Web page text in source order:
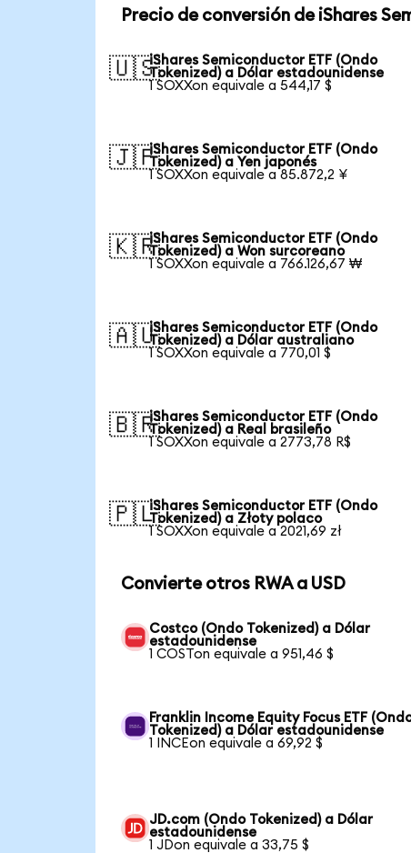
Precio de conversión de iShares
🇺🇸iShares Semiconductor ETF (Ondo
Tokenized) a Dólar estadounidense
1 SOXXon equivale a 544,17 $
🇯🇵iShares Semiconductor ETF (Ondo
Tokenized) a Yen japonés
1 SOXXon equivale a 85.872,2 ¥
🇰🇷iShares Semiconductor ETF (Ondo
Tokenized) a Won surcoreano
1 SOXXon equivale a 766.126,67 ₩
🇦🇺iShares Semiconductor ETF (Ondo
Tokenized) a Dólar australiano
1 SOXXon equivale a 770,01 $
🇧🇷iShares Semiconductor ETF (Ondo
Tokenized) a Real brasileño
1 SOXXon equivale a 2773,78 R$
🇵🇱iShares Semiconductor ETF (Ondo
Tokenized) a Złoty polaco
1 SOXXon equivale a 2021,69 zł
Convierte otros RWA a USD
Costco (Ondo Tokenized) a Dólar
estadounidense
1 COSTon equivale a 951,46 $
Franklin Income Equity Focus ETF
Tokenized) a Dólar estadounidense
1 INCEon equivale a 69,92 $
JD.com (Ondo Tokenized) a Dólar
estadounidense
1 JDon equivale a 33,75 $